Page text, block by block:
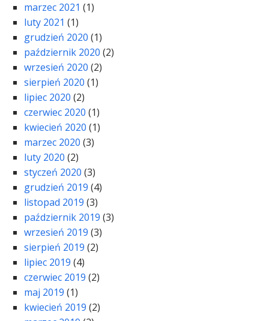
marzec 2021 (1)
luty 2021 (1)
grudzień 2020 (1)
październik 2020 (2)
wrzesień 2020 (2)
sierpień 2020 (1)
lipiec 2020 (2)
czerwiec 2020 (1)
kwiecień 2020 (1)
marzec 2020 (3)
luty 2020 (2)
styczeń 2020 (3)
grudzień 2019 (4)
listopad 2019 (3)
październik 2019 (3)
wrzesień 2019 (3)
sierpień 2019 (2)
lipiec 2019 (4)
czerwiec 2019 (2)
maj 2019 (1)
kwiecień 2019 (2)